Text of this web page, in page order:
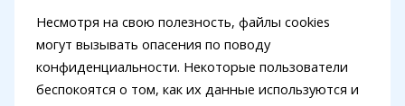
Несмотря на свою полезность, файлы cookies
могут вызывать опасения по поводу
конфиденциальности. Некоторые пользователи
беспокоятся о том, как их данные используются и